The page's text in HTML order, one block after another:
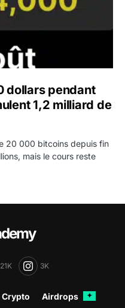
dollars pendant
1,2 milliard de
20 000 bitcoins depuis fin
mais le cours reste
21K 3K
Crypto Airdrops ✦